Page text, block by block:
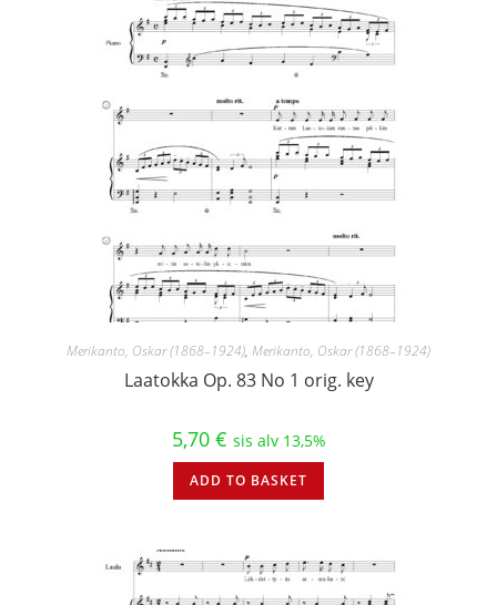
Merikanto, Oskar (1868–1924), Merikanto, Oskar (1868–1924)
Laatokka Op. 83 No 1 orig. key
5,70 € sis alv 13,5%
ADD TO BASKET